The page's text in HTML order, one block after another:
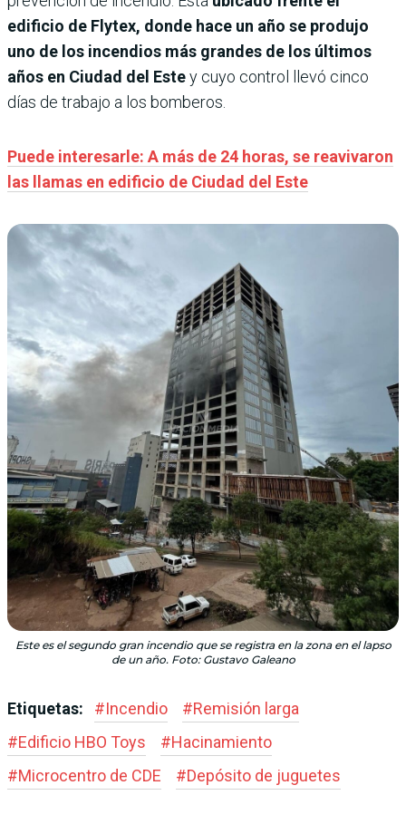
edificio de Flytex, donde hace un año se produjo
uno de los incendios más grandes de los últimos
años en Ciudad del Estey cuyo control llevó cinco
días de trabajo a los bomberos.
Puede interesarle: A más de 24 horas, se reavivaron
las llamas en edificio de Ciudad del Este
Este es el segundo gran incendio que se registra en la zona en el lapso
de un año. Foto: Gustavo Galeano
Etiquetas: #Incendio #Remisión larga
#Edificio HBO Toys #Hacinamiento
#Microcentro de CDE #Depósito de juguetes